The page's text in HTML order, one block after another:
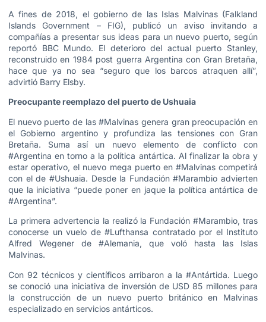
A fines de 2018, el gobierno de las Islas Malvinas (Falkland
Islands Government – FIG), publicó un aviso invitando a
compañías a presentar sus ideas para un nuevo puerto, según
reportó BBC Mundo. El deterioro del actual puerto Stanley,
reconstruido en 1984 post guerra Argentina con Gran Bretaña,
hace que ya no sea “seguro que los barcos atraquen allí”,
advirtió Barry Elsby.
Preocupante reemplazo del puerto de Ushuaia
El nuevo puerto de las #Malvinas genera gran preocupación en
el Gobierno argentino y profundiza las tensiones con Gran
Bretaña. Suma así un nuevo elemento de conflicto con
#Argentina en torno a la política antártica. Al finalizar la obra y
estar operativo, el nuevo mega puerto en #Malvinas competirá
con el de #Ushuaia. Desde la Fundación #Marambio advierten
que la iniciativa “puede poner en jaque la política antártica de
#Argentina”.
La primera advertencia la realizó la Fundación #Marambio, tras
conocerse un vuelo de #Lufthansa contratado por el Instituto
Alfred Wegener de #Alemania, que voló hasta las Islas
Malvinas.
Con 92 técnicos y científicos arribaron a la #Antártida. Luego
se conoció una iniciativa de inversión de USD 85 millones para
la construcción de un nuevo puerto británico en Malvinas
especializado en servicios antárticos.